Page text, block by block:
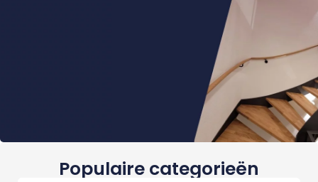
Populaire categorieën